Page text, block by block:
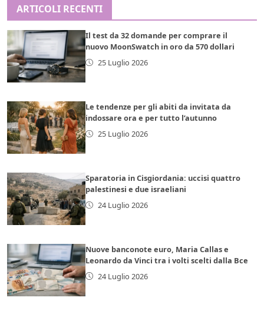
ARTICOLI RECENTI
Il test da 32 domande per comprare il
nuovo MoonSwatch in oro da 570 dollari
25 Luglio 2026
Le tendenze per gli abiti da invitata da
indossare ora e per tutto l’autunno
25 Luglio 2026
Sparatoria in Cisgiordania: uccisi quattro
palestinesi e due israeliani
24 Luglio 2026
Nuove banconote euro, Maria Callas e
Leonardo da Vinci tra i volti scelti dalla Bce
24 Luglio 2026